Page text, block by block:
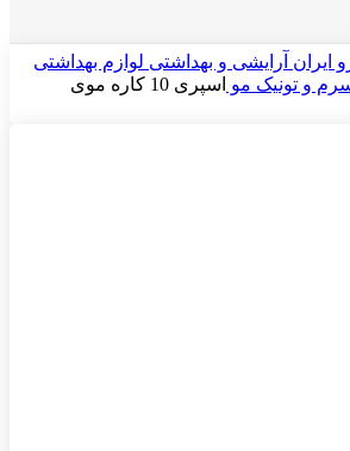
ایران آرایشی و بهداشتی لوازم بهداشتی
و تونیک مو
اسپری 10 کاره موی